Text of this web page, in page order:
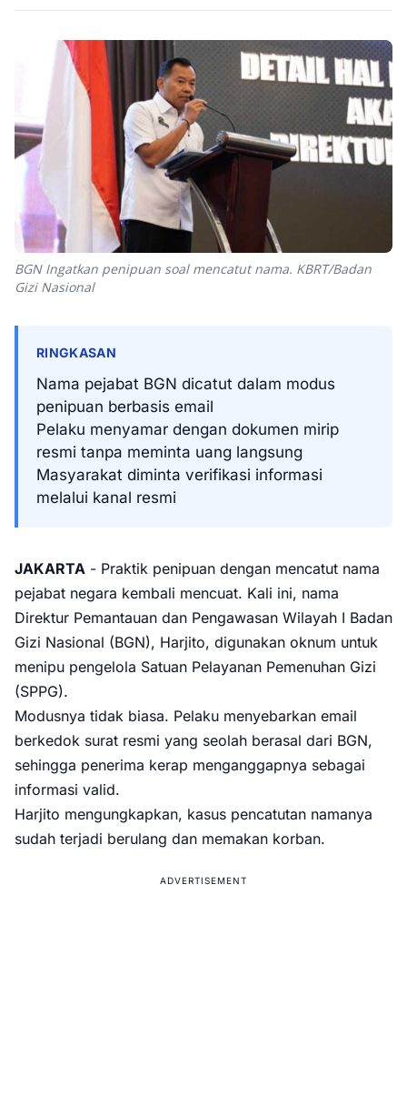
BGN Ingatkan penipuan soal mencatut nama. KBRT/Badan
Gizi Nasional
RINGKASAN
Nama pejabat BGN dicatut dalam modus
penipuan berbasis email
Pelaku menyamar dengan dokumen mirip
resmi tanpa meminta uang langsung
Masyarakat diminta verifikasi informasi
melalui kanal resmi
JAKARTA - Praktik penipuan dengan mencatut nama
pejabat negara kembali mencuat. Kali ini, nama
Direktur Pemantauan dan Pengawasan Wilayah I Badan
Gizi Nasional (BGN), Harjito, digunakan oknum untuk
menipu pengelola Satuan Pelayanan Pemenuhan Gizi
(SPPG).
Modusnya tidak biasa. Pelaku menyebarkan email
berkedok surat resmi yang seolah berasal dari BGN,
sehingga penerima kerap menganggapnya sebagai
informasi valid.
Harjito mengungkapkan, kasus pencatutan namanya
sudah terjadi berulang dan memakan korban.
ADVERTISEMENT